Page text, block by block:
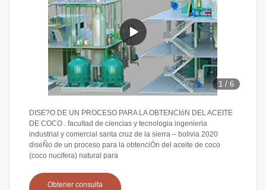
1 /6
DISE?O DE UN PROCESO PARA LA OBTENCIóN DEL ACEITE
DE COCO . facultad de ciencias y tecnologia ingenieria
industrial y comercial santa cruz de la sierra – bolivia 2020
diseÑo de un proceso para la obtenciÓn del aceite de coco
(coco nucifera) natural para
Obtener consulta